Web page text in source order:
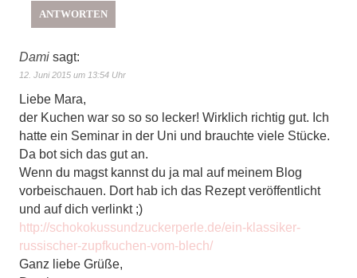
ANTWORTEN
Dami sagt:
12. Juni 2015 um 13:54 Uhr
Liebe Mara,
der Kuchen war so so so lecker! Wirklich richtig gut. Ich
hatte ein Seminar in der Uni und brauchte viele Stücke.
Da bot sich das gut an.
Wenn du magst kannst du ja mal auf meinem Blog
vorbeischauen. Dort hab ich das Rezept veröffentlicht
und auf dich verlinkt ;)
http://schokokussundzuckerperle.de/ein-klassiker-
russischer-zupfkuchen-vom-blech/
Ganz liebe Grüße,